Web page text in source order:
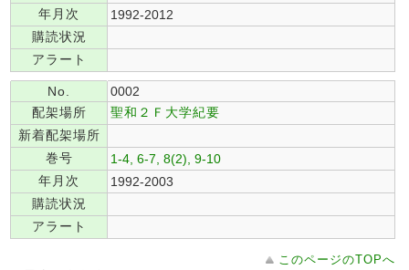
年月次
1992-2012
購読状況
アラート
No.
0002
配架場所
聖和２Ｆ大学紀要
新着配架場所
巻号
1-4, 6-7, 8(2), 9-10
年月次
1992-2003
購読状況
アラート
このページのTOPへ